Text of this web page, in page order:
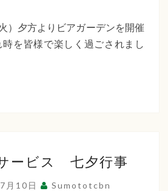
ビ
ア
）夕方よりビアガーデンを開催
時を皆様で楽しく過ごされまし
良
デ
ービス 七夕行事
月10日 Sumototcbn